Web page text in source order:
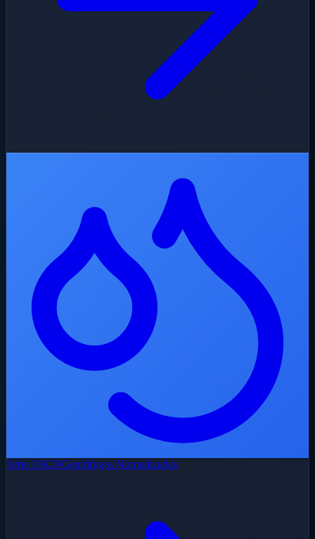
Série FBCNCentrífugas Normalizadas